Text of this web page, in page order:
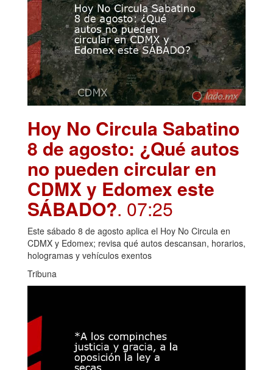
Hoy No Circula Sabatino
8 de agosto: ¿Qué autos
no pueden circular en
CDMX y Edomex este
SÁBADO?. 07:25
Este sábado 8 de agosto aplica el Hoy No Circula en
CDMX y Edomex; revisa qué autos descansan, horarios,
hologramas y vehículos exentos
Tribuna